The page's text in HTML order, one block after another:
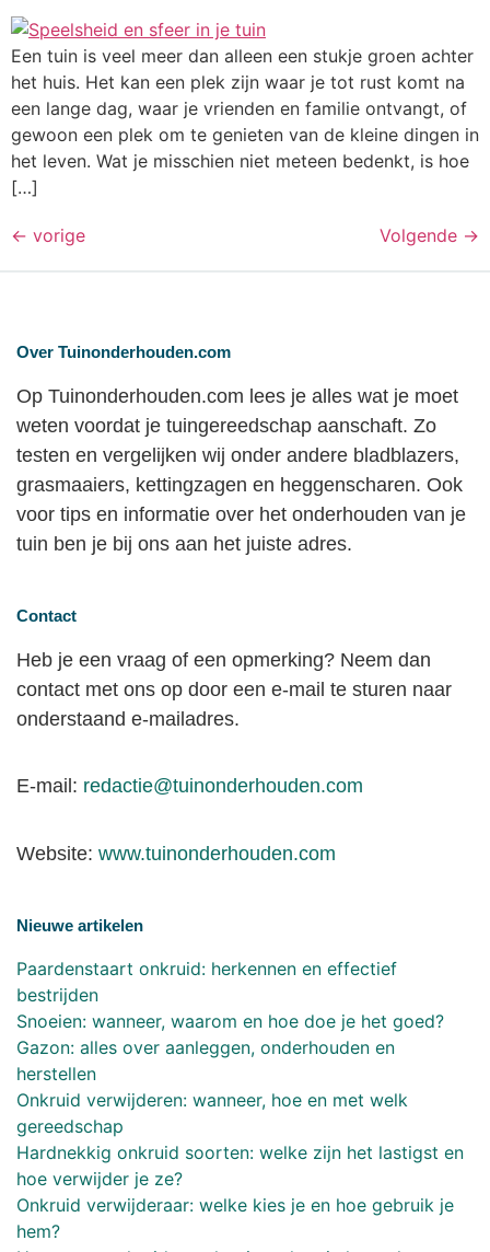
Een tuin is veel meer dan alleen een stukje groen achter
het huis. Het kan een plek zijn waar je tot rust komt na
een lange dag, waar je vrienden en familie ontvangt, of
gewoon een plek om te genieten van de kleine dingen in
het leven. Wat je misschien niet meteen bedenkt, is hoe
[…]
← vorige Volgende →
Over Tuinonderhouden.com
Op Tuinonderhouden.com lees je alles wat je moet
weten voordat je tuingereedschap aanschaft. Zo
testen en vergelijken wij onder andere bladblazers,
grasmaaiers, kettingzagen en heggenscharen. Ook
voor tips en informatie over het onderhouden van je
tuin ben je bij ons aan het juiste adres.
Contact
Heb je een vraag of een opmerking? Neem dan
contact met ons op door een e-mail te sturen naar
onderstaand e-mailadres.
E-mail: redactie@tuinonderhouden.com
Website: www.tuinonderhouden.com
Nieuwe artikelen
Paardenstaart onkruid: herkennen en effectief
bestrijden
Snoeien: wanneer, waarom en hoe doe je het goed?
Gazon: alles over aanleggen, onderhouden en
herstellen
Onkruid verwijderen: wanneer, hoe en met welk
gereedschap
Hardnekkig onkruid soorten: welke zijn het lastigst en
hoe verwijder je ze?
Onkruid verwijderaar: welke kies je en hoe gebruik je
hem?